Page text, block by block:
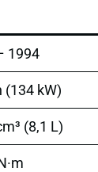
1994
(134 kW)
(8,1 L)